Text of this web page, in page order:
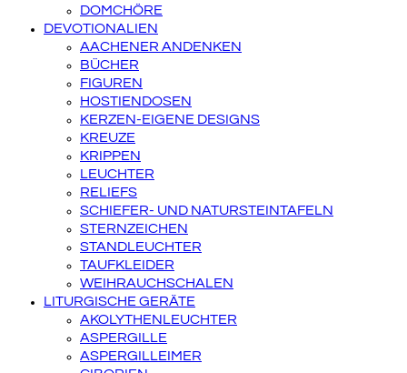
DOMCHÖRE
DEVOTIONALIEN
AACHENER ANDENKEN
BÜCHER
FIGUREN
HOSTIENDOSEN
KERZEN-EIGENE DESIGNS
KREUZE
KRIPPEN
LEUCHTER
RELIEFS
SCHIEFER- UND NATURSTEINTAFELN
STERNZEICHEN
STANDLEUCHTER
TAUFKLEIDER
WEIHRAUCHSCHALEN
LITURGISCHE GERÄTE
AKOLYTHENLEUCHTER
ASPERGILLE
ASPERGILLEIMER